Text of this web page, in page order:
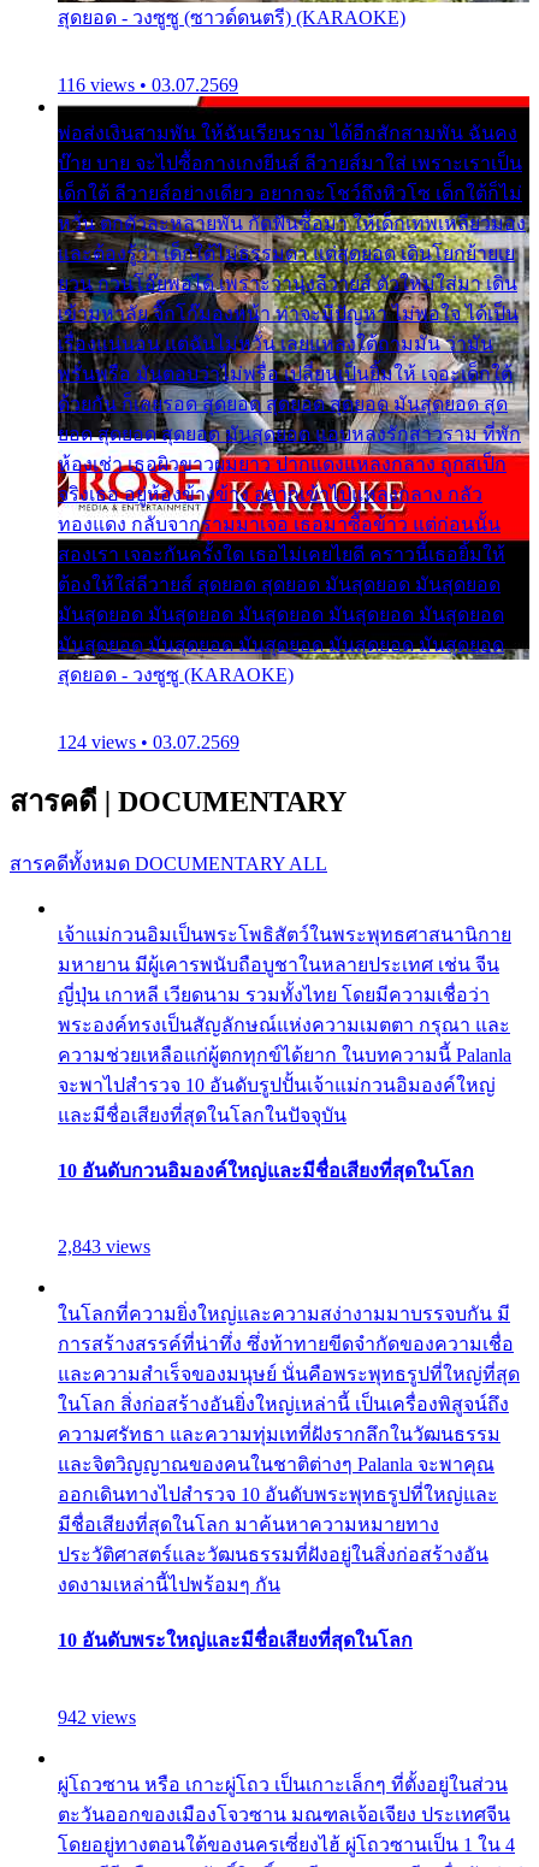
สุดยอด - วงซูซู (ซาวด์ดนตรี) (KARAOKE)
116 views • 03.07.2569
พ่อส่งเงินสามพัน ให้ฉันเรียนราม ได้อีกสักสามพัน ฉันคง
บ๊าย บาย จะไปซื้อกางเกงยีนส์ ลีวายส์มาใส่ เพราะเราเป็น
เด็กใต้ ลีวายส์อย่างเดียว อยากจะโชว์ถึงหิวโซ เด็กใต้ก็ไม่
หวั่น ตกตัวละหลายพัน กัดฟันซื้อมา ให้เด็กเทพเหลียวมอง
และต้องรู้ว่า เด็กใต้ไม่ธรรมดา แต่สุดยอด เดินโยกย้ายเย
ยวน กวนโอ๊ยพอได้ เพราะว่านุ่งลีวายส์ ตัวใหม่ใส่มา เดิน
เข้ามหาลัย จิ๊กโก๊มองหน้า ท่าจะมีปัญหา ไม่พอใจ ได้เป็น
เรื่องแน่นอน แต่ฉันไม่หวั่น เลยแหลงใต้ถามมัน ว่ามัน
พรั่นพรือ มันตอบว่าไม่พรื่อ เปลี่ยนเป็นยิ้มให้ เจอะเด็กใต้
ด้วยกัน ก็เลยรอด สุดยอด สุดยอด สุดยอด มันสุดยอด สุด
ยอด สุดยอด สุดยอด มันสุดยอด แอบหลงรักสาวราม ที่พัก
ห้องเช่า เธอผิวขาวผมยาว ปากแดงแหลงกลาง ถูกสเป็ก
จริงเธอ อยู่ห้องข้างข้าง อยากเข้าไปแหลงกลาง กลัว
ทองแดง กลับจากรามมาเจอ เธอมาซื้อข้าว แต่ก่อนนั้น
สองเรา เจอะกันครั้งใด เธอไม่เคยไยดี คราวนี้เธอยิ้มให้
ต้องให้ใส่ลีวายส์ สุดยอด สุดยอด มันสุดยอด มันสุดยอด
มันสุดยอด มันสุดยอด มันสุดยอด มันสุดยอด มันสุดยอด
มันสุดยอด มันสุดยอด มันสุดยอด มันสุดยอด มันสุดยอด
สุดยอด - วงซูซู (KARAOKE)
124 views • 03.07.2569
สารคดี | DOCUMENTARY
สารคดีทั้งหมด DOCUMENTARY ALL
เจ้าแม่กวนอิมเป็นพระโพธิสัตว์ในพระพุทธศาสนานิกาย
มหายาน มีผู้เคารพนับถือบูชาในหลายประเทศ เช่น จีน
ญี่ปุ่น เกาหลี เวียดนาม รวมทั้งไทย โดยมีความเชื่อว่า
พระองค์ทรงเป็นสัญลักษณ์แห่งความเมตตา กรุณา และ
ความช่วยเหลือแก่ผู้ตกทุกข์ได้ยาก ในบทความนี้ Palanla
จะพาไปสำรวจ 10 อันดับรูปปั้นเจ้าแม่กวนอิมองค์ใหญ่
และมีชื่อเสียงที่สุดในโลกในปัจจุบัน
10 อันดับกวนอิมองค์ใหญ่และมีชื่อเสียงที่สุดในโลก
2,843 views
ในโลกที่ความยิ่งใหญ่และความสง่างามมาบรรจบกัน มี
การสร้างสรรค์ที่น่าทึ่ง ซึ่งท้าทายขีดจำกัดของความเชื่อ
และความสำเร็จของมนุษย์ นั่นคือพระพุทธรูปที่ใหญ่ที่สุด
ในโลก สิ่งก่อสร้างอันยิ่งใหญ่เหล่านี้ เป็นเครื่องพิสูจน์ถึง
ความศรัทธา และความทุ่มเทที่ฝังรากลึกในวัฒนธรรม
และจิตวิญญาณของคนในชาติต่างๆ Palanla จะพาคุณ
ออกเดินทางไปสำรวจ 10 อันดับพระพุทธรูปที่ใหญ่และ
มีชื่อเสียงที่สุดในโลก มาค้นหาความหมายทาง
ประวัติศาสตร์และวัฒนธรรมที่ฝังอยู่ในสิ่งก่อสร้างอัน
งดงามเหล่านี้ไปพร้อมๆ กัน
10 อันดับพระใหญ่และมีชื่อเสียงที่สุดในโลก
942 views
ผู่โถวซาน หรือ เกาะผู่โถว เป็นเกาะเล็กๆ ที่ตั้งอยู่ในส่วน
ตะวันออกของเมืองโจวซาน มณฑลเจ้อเจียง ประเทศจีน
โดยอยู่ทางตอนใต้ของนครเซี่ยงไฮ้ ผู่โถวซานเป็น 1 ใน 4